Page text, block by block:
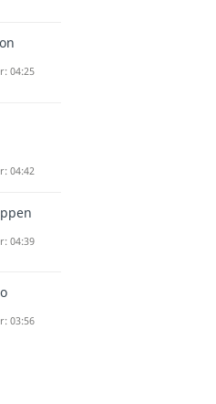
04:25
04:42
04:39
03:56